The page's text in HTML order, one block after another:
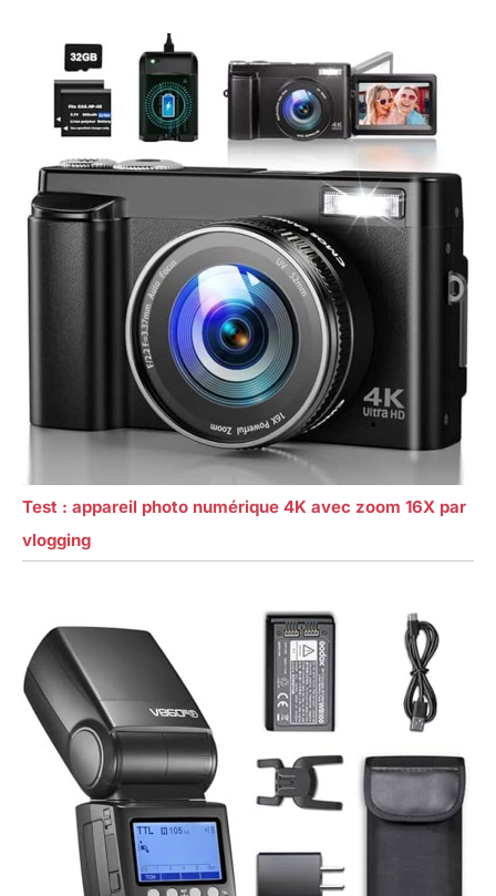
Test : appareil photo numérique 4K avec zoom 16X par
vlogging